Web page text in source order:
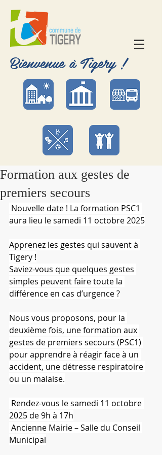
Bienvenue à Tigery !
Formation aux gestes de
premiers secours
Nouvelle date ! La formation PSC1
aura lieu le samedi 11 octobre 2025
Apprenez les gestes qui sauvent à
Tigery !
Saviez-vous que quelques gestes
simples peuvent faire toute la
différence en cas d’urgence ?
Nous vous proposons, pour la
deuxième fois, une formation aux
gestes de premiers secours (PSC1)
pour apprendre à réagir face à un
accident, une détresse respiratoire
ou un malaise.
Rendez-vous le samedi 11 octobre
2025 de 9h à 17h
Ancienne Mairie – Salle du Conseil
Municipal